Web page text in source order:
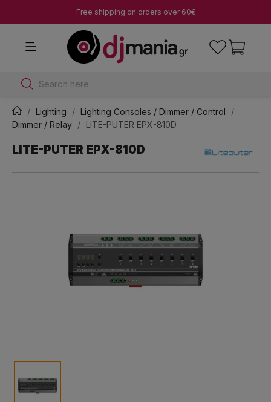
Free shipping on orders over 60€
Search here
Lighting
Lighting Consoles / Dimmer / Control
Dimmer / Relay
LITE-PUTER EPX-810D
LITE-PUTER EPX-810D